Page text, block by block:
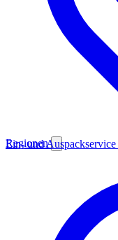
Ein- und Auspackservice
Regionen